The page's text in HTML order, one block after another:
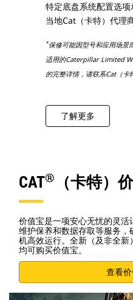
特定底盘系统配置选
当地Cat（卡特）代理商
*保修可能因型号和应用场景
适用的Caterpillar Limited
的完整详情，请联系Cat（卡
了解更多
CAT® （卡特）
价值宝是一项安心无忧的灵活
维护保养和数据存取等服务
机高效运行。全新（及非全
均可购买价值宝。
查看